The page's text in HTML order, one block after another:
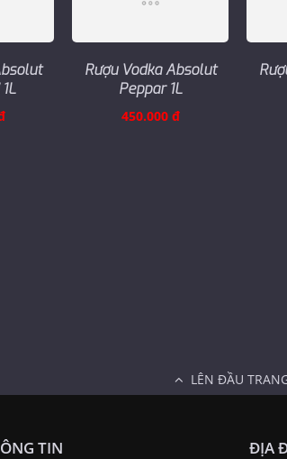
Rượu Vodka Absolut
Peppar 1L
450.000 đ
LÊN ĐẦU
TIN ĐỊA